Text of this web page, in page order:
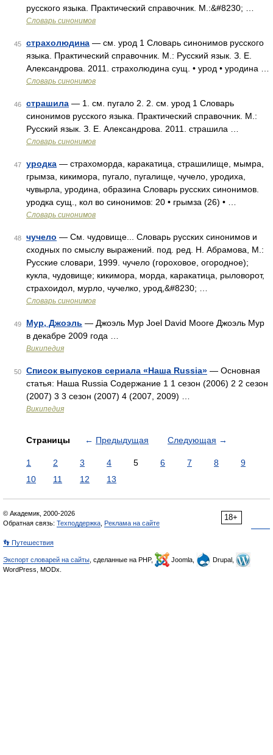
русского языка. Практический справочник. М.:&#8230; …
Словарь синонимов
45 страхолюдина — см. урод 1 Словарь синонимов русского
языка. Практический справочник. М.: Русский язык. З. Е.
Александрова. 2011. страхолюдина сущ. • урод • уродина …
Словарь синонимов
46 страшила — 1. см. пугало 2. 2. см. урод 1 Словарь
синонимов русского языка. Практический справочник. М.:
Русский язык. З. Е. Александрова. 2011. страшила …
Словарь синонимов
47 уродка — страхоморда, каракатица, страшилище, мымра,
грымза, кикимора, пугало, пугалище, чучело, уродиха,
чувырла, уродина, образина Словарь русских синонимов.
уродка сущ., кол во синонимов: 20 • грымза (26) • …
Словарь синонимов
48 чучело — См. чудовище... Словарь русских синонимов и
сходных по смыслу выражений. под. ред. Н. Абрамова, М.:
Русские словари, 1999. чучело (гороховое, огородное);
кукла, чудовище; кикимора, морда, каракатица, рыловорот,
страхоидол, мурло, чучелко, урод,&#8230; …
Словарь синонимов
49 Мур, Джоэль — Джоэль Мур Joel David Moore Джоэль Мур
в декабре 2009 года …
Википедия
50 Список выпусков сериала «Наша Russia» — Основная
статья: Наша Russia Содержание 1 1 сезон (2006) 2 2 сезон
(2007) 3 3 сезон (2007) 4 (2007, 2009) …
Википедия
Страницы ← Предыдущая Следующая →
1 2 3 4 5 6 7 8
9
10
11 12 13
18+
© Академик, 2000-2026
Обратная связь: Техподдержка Реклама на сайте
👣 Путешествия
Экспорт словарей на сайты , сделанные на PHP, Joomla,
Drupal,
WordPress, MODx.